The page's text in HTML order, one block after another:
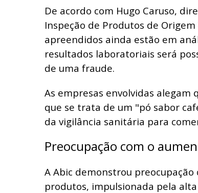
De acordo com Hugo Caruso,
Inspeção de Produtos de
apreendidos ainda estão em
resultados laboratoriais será
de uma fraude.
As empresas envolvidas
que se trata de um "pó sabor
da vigilância sanitária para
Preocupação com o
A Abic demonstrou
produtos, impulsionada pela